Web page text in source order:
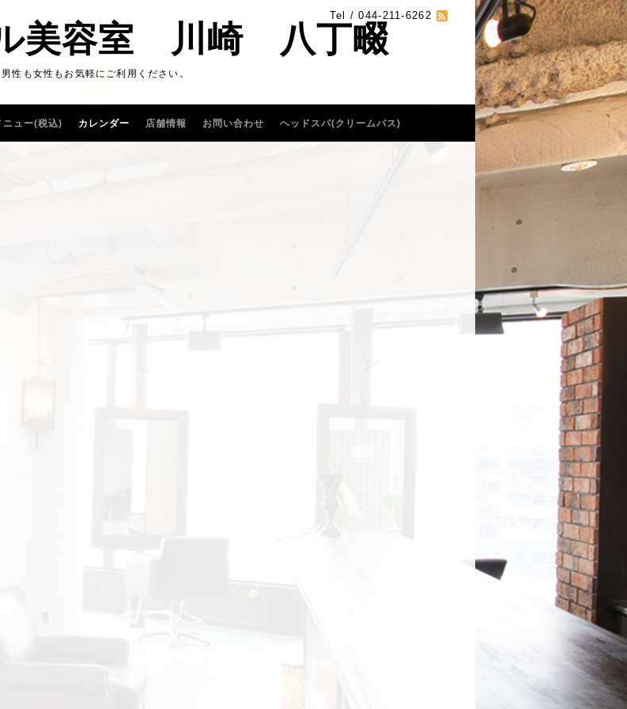
Tel / 044-211-6262
美容室 川崎 八丁畷
男性も女性もお気軽にご利用ください。
ニュー(税込) カレンダー 店舗情報 お問い合わせ ヘッドスパ(クリームバス)